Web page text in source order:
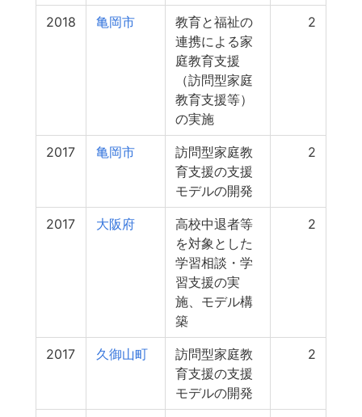
2018 亀岡市
教育と福祉の
連携による家
庭教育支援
（訪問型家庭
教育支援等）
の実施
2
2017 亀岡市
訪問型家庭教
育支援の支援
モデルの開発
2
2017 大阪府
高校中退者等
を対象とした
学習相談・学
習支援の実
施、モデル構
築
2
2017 久御山町
訪問型家庭教
育支援の支援
モデルの開発
2